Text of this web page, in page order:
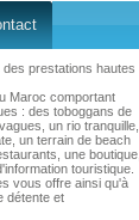
prestations hautes
Maroc comportant
: des toboggans de
un rio tranquille,
un terrain de beach
une boutique,
touristique.
vous offre ainsi qu'à
détente et